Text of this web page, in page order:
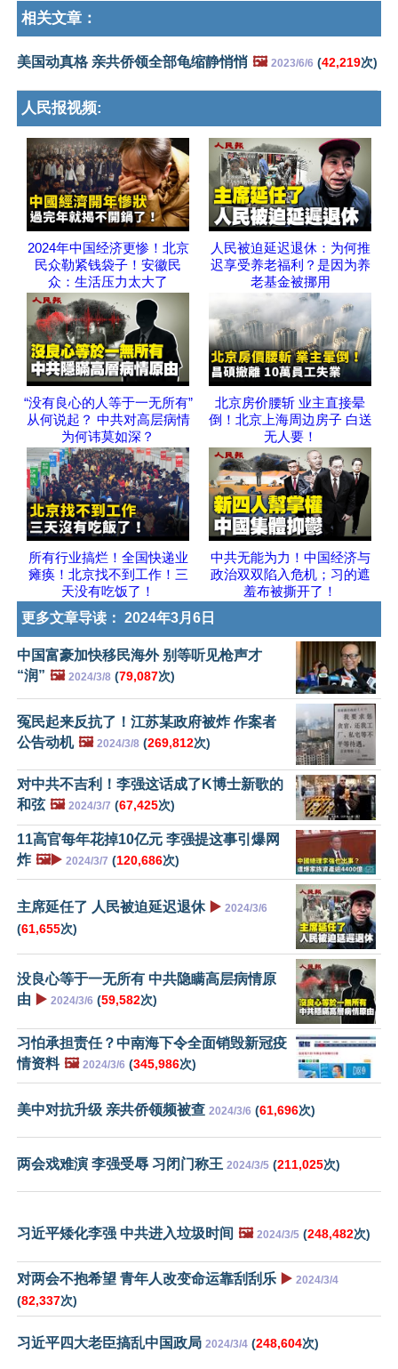
相关文章：
美国动真格 亲共侨领全部龟缩静悄悄 🖼️ 2023/6/6 (42,219次)
人民报视频:
2024年中国经济更惨！北京
民众勒紧钱袋子！安徽民
众：生活压力太大了
人民被迫延迟退休：为何推
迟享受养老福利？是因为养
老基金被挪用
“没有良心的人等于一无所有”
从何说起？ 中共对高层病情
为何讳莫如深？
北京房价腰斩 业主直接晕
倒！北京上海周边房子 白送
无人要！
所有行业搞烂！全国快递业
瘫痪！北京找不到工作！三
天没有吃饭了！
中共无能为力！中国经济与
政治双双陷入危机；习的遮
羞布被撕开了！
更多文章导读： 2024年3月6日
中国富豪加快移民海外 别等听见枪声才
“润” 🖼️ 2024/3/8 (79,087次)
冤民起来反抗了！江苏某政府被炸 作案者
公告动机 🖼️ 2024/3/8 (269,812次)
对中共不吉利！李强这话成了K博士新歌的
和弦 🖼️ 2024/3/7 (67,425次)
11高官每年花掉10亿元 李强提这事引爆网
炸 🖼️▶️ 2024/3/7 (120,686次)
主席延任了 人民被迫延迟退休 ▶️ 2024/3/6
(61,655次)
没良心等于一无所有 中共隐瞒高层病情原
由 ▶️ 2024/3/6 (59,582次)
习怕承担责任？中南海下令全面销毁新冠疫
情资料 🖼️ 2024/3/6 (345,986次)
美中对抗升级 亲共侨领频被查 2024/3/6 (61,696次)
两会戏难演 李强受辱 习闭门称王 2024/3/5 (211,025次)
习近平矮化李强 中共进入垃圾时间 🖼️ 2024/3/5 (248,482次)
对两会不抱希望 青年人改变命运靠刮刮乐 ▶️ 2024/3/4
(82,337次)
习近平四大老臣搞乱中国政局 2024/3/4 (248,604次)